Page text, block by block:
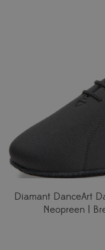
Diamant DanceArt
Neopreen |